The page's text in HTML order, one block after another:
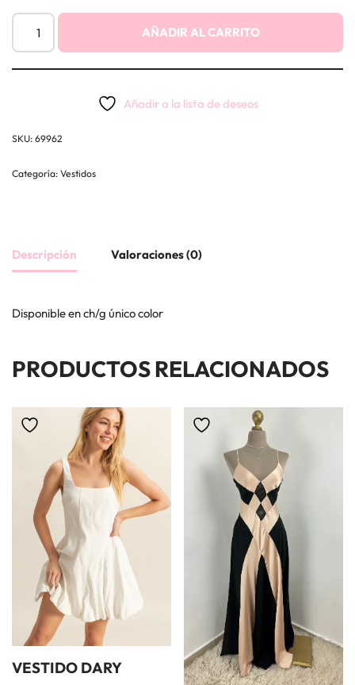
AÑADIR AL CARRITO
Añadir a la lista de deseos
SKU: 69962
Categoría: Vestidos
Descripción Valoraciones (0)
Disponible en ch/g único color
PRODUCTOS RELACIONADOS
VESTIDO DARY